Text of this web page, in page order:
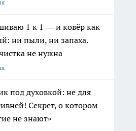
1 к 1 — и ковёр как
ни пыли, ни запаха.
не нужна
под духовкой: не для
Секрет, о котором
не знают»